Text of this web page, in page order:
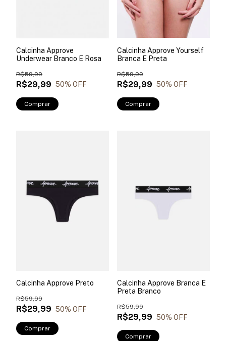
Calcinha Approve
Underwear Branco E Rosa
R$29,99
R$59,99
50% OFF
Comprar
Calcinha Approve Yourself
Branca E Preta
R$29,99
R$59,99
50% OFF
Comprar
Calcinha Approve Preto
R$29,99
R$59,99
50% OFF
Comprar
Calcinha Approve Branca E
Preta Branco
R$29,99
R$59,99
50% OFF
Comprar